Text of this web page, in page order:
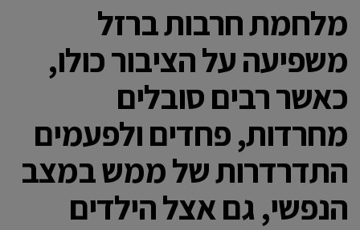
מלחמת חרבות ברזל
משפיעה על הציבור כולו,
כאשר רבים סובלים
מחרדות, פחדים ולפעמים
התדרדרות של ממש במצב
הנפשי, גם אצל הילדים